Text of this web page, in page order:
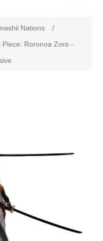
Nations
/
Piece: Roronoa Zoro -